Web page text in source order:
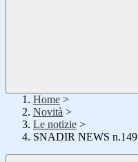
Home >
Novità >
Le notizie >
SNADIR NEWS n.149